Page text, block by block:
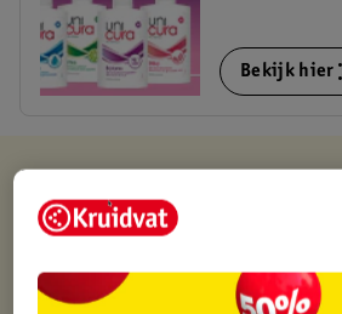
Bekijk hier
Gratis ophalen in de winkel
Gratis thuisbezorgd vanaf 50.00